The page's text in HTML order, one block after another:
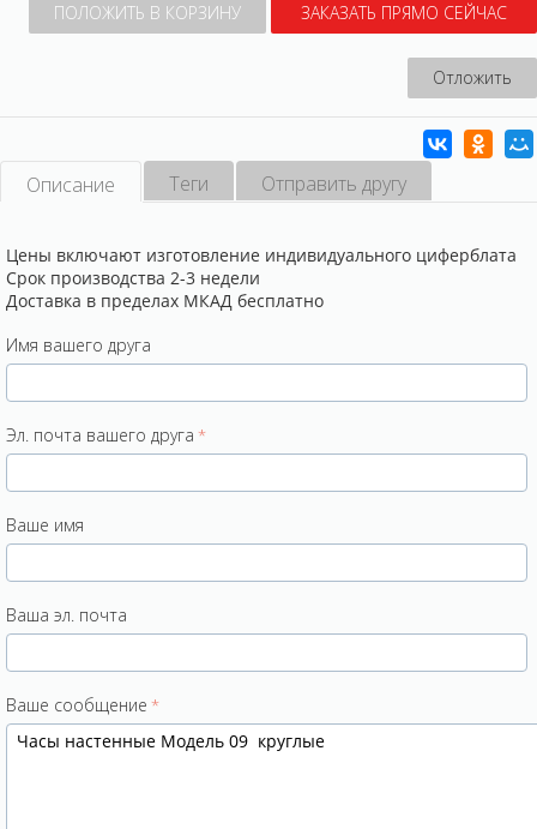
ПОЛОЖИТЬ В КОРЗИНУ ЗАКАЗАТЬ ПРЯМО СЕЙЧАС
Отложить
Описание Теги Отправить другу
Цены включают изготовление индивидуального циферблата
Срок производства 2-3 недели
Доставка в пределах МКАД бесплатно
Имя вашего друга
Эл. почта вашего друга
Ваше имя
Ваша эл. почта
Ваше сообщение